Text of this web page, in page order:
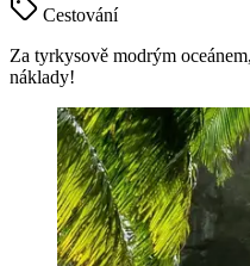
Cestování
Za tyrkysově modrým
náklady!